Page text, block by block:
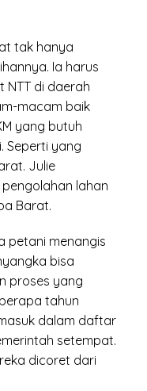
tak hanya
Ia harus
di daerah
macam baik
yang butuh
Seperti yang
Julie
lahan
Barat.
petani menangis
bisa
proses yang
tahun
dalam daftar
setempat.
dicoret dari